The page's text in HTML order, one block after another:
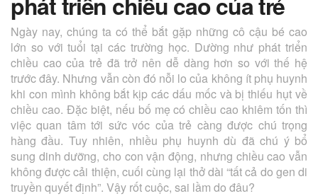
Ngày nay, chúng ta có thể bắt gặp những cô cậu bé cao
lớn so với tuổi tại các trường học. Dường như phát triển
chiều cao của trẻ đã trở nên dễ dàng hơn so với thế hệ
trước đây. Nhưng vẫn còn đó nỗi lo của không ít phụ huynh
khi con mình không bắt kịp các dấu mốc và bị thiếu hụt về
chiều cao. Đặc biệt, nếu bố mẹ có chiều cao khiêm tốn thì
việc quan tâm tới sức vóc của trẻ càng được chú trọng
hàng đầu. Tuy nhiên, nhiều phụ huynh dù đã chú ý bổ
sung dinh dưỡng, cho con vận động, nhưng chiều cao vẫn
không được cải thiện, cuối cùng lại thở dài “tất cả do gen di
truyền quyết định”. Vậy rốt cuộc, sai lầm do đâu?